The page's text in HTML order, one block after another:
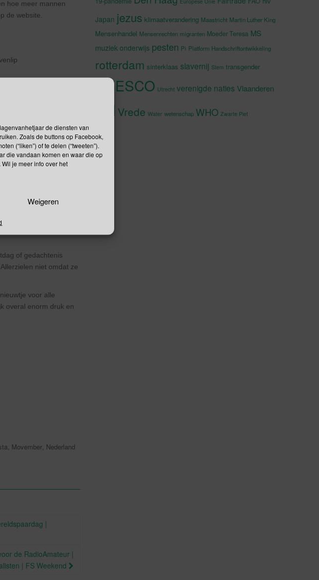
de diensten van
Zoals de buttons op Facebook,
(“liken”) of te delen (“tweeten”).
die vandaan komen en waar die op
je meer info over het
Weigeren
hoe meer mannen
de website.
ziet? Super
Dode Links
website bevat.
De initiator van
Waarom op
door Mexico
van de Doden.
of gedachtenis
niet omdat ze
voor alle
overal enorm druk en
, Movember, Nederland
|
de RadioAmateur |
| FS Weekend
Japan jezus klimaatverandering Maastricht Martin Luther King
Mensenhandel Mensenrechten migranten Moeder Teresa MS
muziek onderwijs pesten Pi Platform Handschriftontwikkeling
rotterdam sinterklaas slavernij Stem transgender
UNESCO Utrecht verenigde naties Vlaanderen
VN Vrede Water wetenschap WHO Zwarte Piet